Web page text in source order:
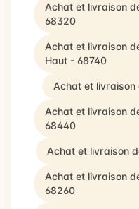
Achat et livraison
68320
Achat et livraison
Haut - 68740
Achat et livraison
Achat et livraison
68440
Achat et livraison
Achat et livraison
68260